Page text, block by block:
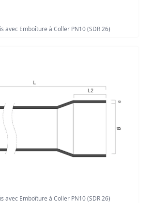
avec Emboîture à Coller PN10 (SDR 26)
avec Emboîture à Coller PN10 (SDR 26)